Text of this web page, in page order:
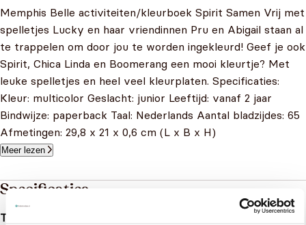
Memphis Belle activiteiten/kleurboek Spirit Samen Vrij met
spelletjes Lucky en haar vriendinnen Pru en Abigail staan al
te trappelen om door jou te worden ingekleurd! Geef je ook
Spirit, Chica Linda en Boomerang een mooi kleurtje? Met
leuke spelletjes en heel veel kleurplaten. Specificaties:
Kleur: multicolor Geslacht: junior Leeftijd: vanaf 2 jaar
Bindwijze: paperback Taal: Nederlands Aantal bladzijdes: 65
Afmetingen: 29,8 x 21 x 0,6 cm (L x B x H)
Meer lezen
Specificaties
Taal